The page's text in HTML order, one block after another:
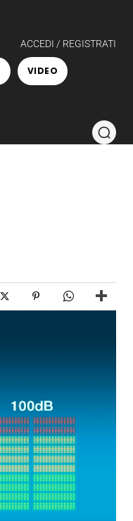
ACCEDI / REGISTRATI
VIDEO